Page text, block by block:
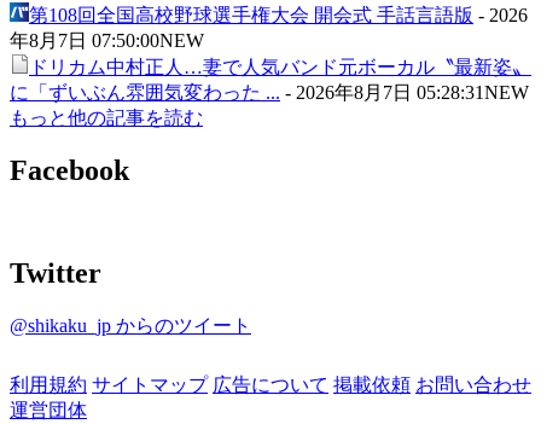
第108回全国高校野球選手権大会 開会式 手話言語版 - 2026
年8月7日 07:50:00NEW
ドリカム中村正人…妻で人気バンド元ボーカル〝最新姿〟
に「ずいぶん雰囲気変わった ... - 2026年8月7日 05:28:31NEW
もっと他の記事を読む
Facebook
Twitter
@shikaku_jp からのツイート
利用規約 サイトマップ 広告について 掲載依頼 お問い合わせ
運営団体